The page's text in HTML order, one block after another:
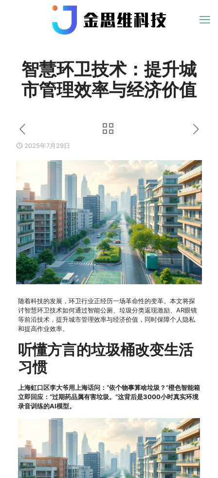
智慧环卫技术：提升城
市管理效率与经济价值
2025年7月29日
随着科技的发展，环卫行业正经历一场革命性的变革。本文将探
讨智慧环卫技术如何通过智能公厕、垃圾分类返现激励、AR眼镜
等前沿技术，提升城市管理效率与经济价值，同时保障个人隐私
和提高作业效率。
听懂方言的垃圾桶改变生活
习惯
上海虹口区李大爷用上海话问：“依个物事算啥垃圾？”橙色智能箱
立即回应：“过期药品属有害垃圾。”这背后是3000小时真实环境
录音训练的AI模型。